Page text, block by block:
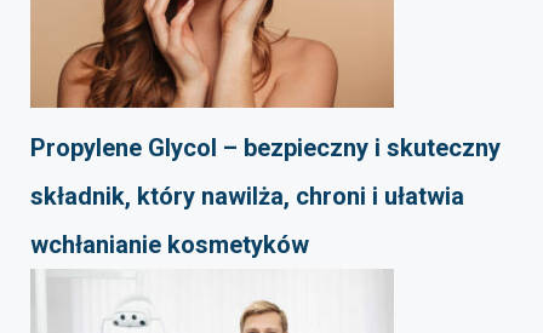
Propylene Glycol – bezpieczny i skuteczny
składnik, który nawilża, chroni i ułatwia
wchłanianie kosmetyków